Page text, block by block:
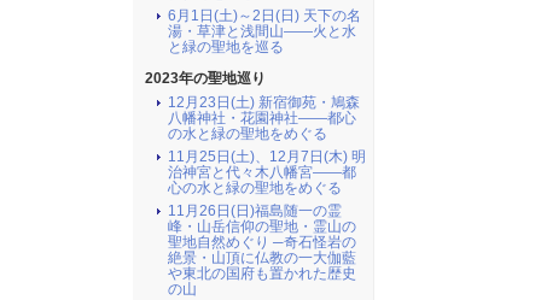
6月1日(土)～2日(日) 天下の名
湯・草津と浅間山――火と水
と緑の聖地を巡る
2023年の聖地巡り
12月23日(土) 新宿御苑・鳩森
八幡神社・花園神社――都心
の水と緑の聖地をめぐる
11月25日(土)、12月7日(木) 明
治神宮と代々木八幡宮――都
心の水と緑の聖地をめぐる
11月26日(日)福島随一の霊
峰・山岳信仰の聖地・霊山の
聖地自然めぐり ─奇石怪岩の
絶景・山頂に仏教の一大伽藍
や東北の国府も置かれた歴史
の山